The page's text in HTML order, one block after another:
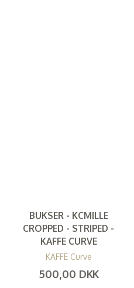
BUKSER - KCMILLE
CROPPED - STRIPED -
KAFFE CURVE
KAFFE Curve
500,00 DKK